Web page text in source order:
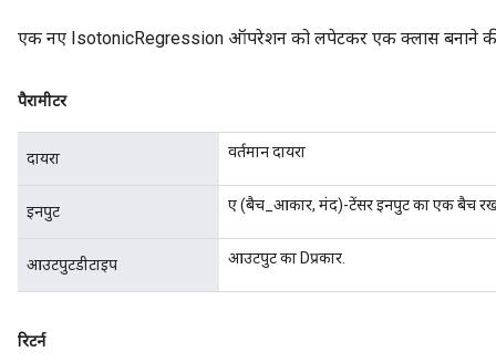
एक नए IsotonicRegression ऑपरेशन को लपेटकर एक क्लास बनाने की
पैरामीटर
दायरा वर्तमान दायरा
इनपुट ए (बैच_आकार, मंद)-टेंसर इनपुट का एक बैच
आउटपुटडीटाइप आउटपुट का Dप्रकार.
रिटर्न